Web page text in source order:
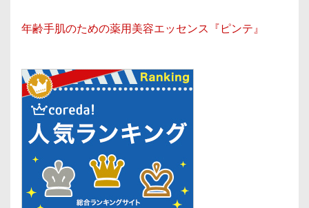
年齢手肌のための薬用美容エッセンス『ピンテ』